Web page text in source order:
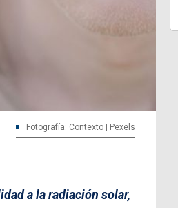
Fotografía: Contexto | Pexels
a la radiación solar,